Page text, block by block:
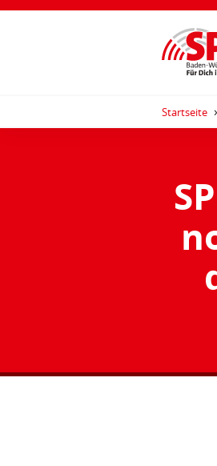
Startseite